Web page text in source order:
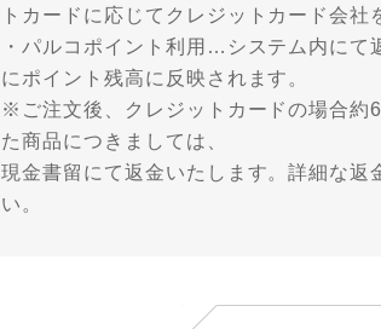
トカードに応じてクレジットカード会社
・パルコポイント利用…システム内にて
にポイント残高に反映されます。
※ご注文後、クレジットカードの場合約
た商品につきましては、
現金書留にて返金いたします。詳細な返
い。